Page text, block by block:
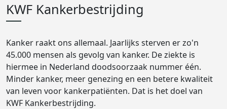
KWF Kankerbestrijding
Kanker raakt ons allemaal. Jaarlijks sterven er zo'n
45.000 mensen als gevolg van kanker. De ziekte is
hiermee in Nederland doodsoorzaak nummer één.
Minder kanker, meer genezing en een betere kwaliteit
van leven voor kankerpatiënten. Dat is het doel van
KWF Kankerbestrijding.